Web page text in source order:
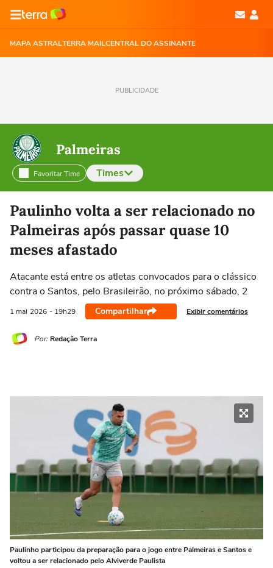
MAPA ASTRALTERRA MAILCENTRAL DO ASSINANTE
PUBLICIDADE
Palmeiras
Favoritar Time Times
Selecione o time para ver as notícias
Paulinho volta a ser relacionado no
Palmeiras após passar quase 10
meses afastado
Atacante está entre os atletas convocados para o clássico
contra o Santos, pelo Brasileirão, no próximo sábado, 2
1 mai 2026 - 19h29 Compartilhar Exibir comentários
Por: Redação Terra
Paulinho participou da preparação para o jogo entre Palmeiras e Santos e
voltou a ser relacionado pelo Alviverde Paulista